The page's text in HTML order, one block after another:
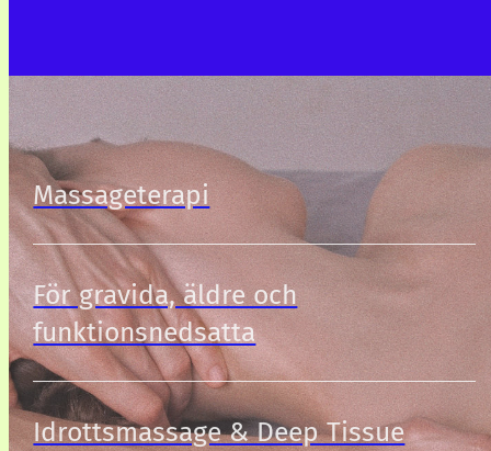
Massageterapi
För gravida, äldre och
funktionsnedsatta
Idrottsmassage & Deep Tissue